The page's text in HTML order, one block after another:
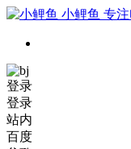
小鲤鱼 专
登录
登录
站内
百度